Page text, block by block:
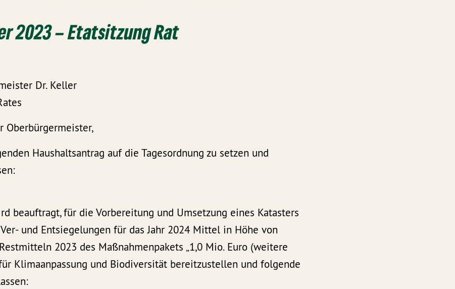
2023 – Etatsitzung Rat
Dr. Keller
Oberbürgermeister,
Haushaltsantrag auf die Tagesordnung zu setzen und
beauftragt, für die Vorbereitung und Umsetzung eines Katasters
und Entsiegelungen für das Jahr 2024 Mittel in Höhe von
2023 des Maßnahmenpakets „1,0 Mio. Euro (weitere
Klimaanpassung und Biodiversität bereitzustellen und folgende